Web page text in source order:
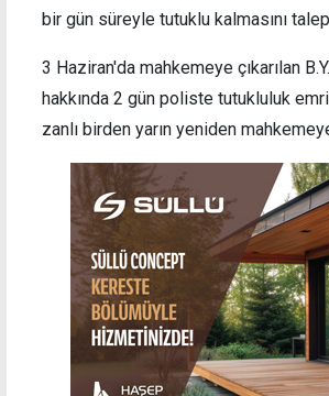
bir gün süreyle tutuklu kalmasını
3 Haziran'da mahkemeye çıkarılan
hakkında 2 gün poliste tutukluluk emri
zanlı birden yarın yeniden